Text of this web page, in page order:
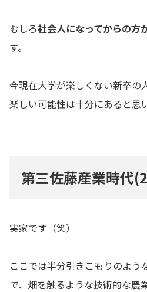
むしろ社会人になってからの方
す。
今現在大学が楽しくない新卒の
楽しい可能性は十分にあると思
第三佐藤産業時代
実家です（笑）
ここでは半分引きこもりのよう
で、畑を触るような技術的な農